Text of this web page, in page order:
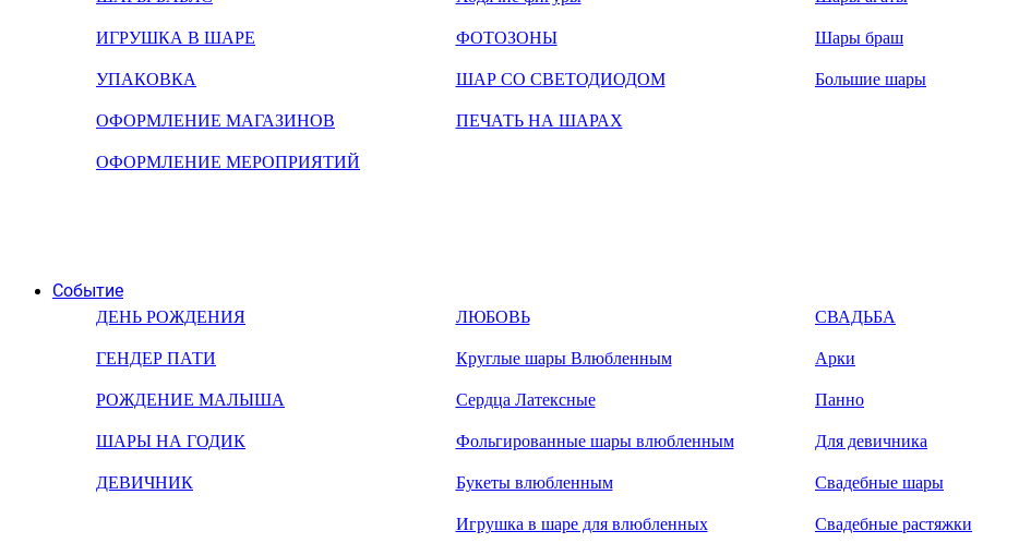
ИГРУШКА В ШАРЕ
УПАКОВКА
ОФОРМЛЕНИЕ МАГАЗИНОВ
ОФОРМЛЕНИЕ МЕРОПРИЯТИЙ
ФОТОЗОНЫ
ШАР СО СВЕТОДИОДОМ
ПЕЧАТЬ НА ШАРАХ
Шары браш
Большие шары
Событие
ДЕНЬ РОЖДЕНИЯ
ГЕНДЕР ПАТИ
РОЖДЕНИЕ МАЛЫША
ШАРЫ НА ГОДИК
ДЕВИЧНИК
ЛЮБОВЬ
Круглые шары Влюбленным
Сердца Латексные
Фольгированные шары влюбленным
Букеты влюбленным
Игрушка в шаре для влюбленных
СВАДЬБА
Арки
Панно
Для девичника
Свадебные шары
Свадебные растяжки